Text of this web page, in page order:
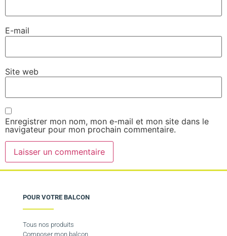
E-mail
Site web
Enregistrer mon nom, mon e-mail et mon site dans le
navigateur pour mon prochain commentaire.
POUR VOTRE BALCON
Tous nos produits
Composer mon balcon